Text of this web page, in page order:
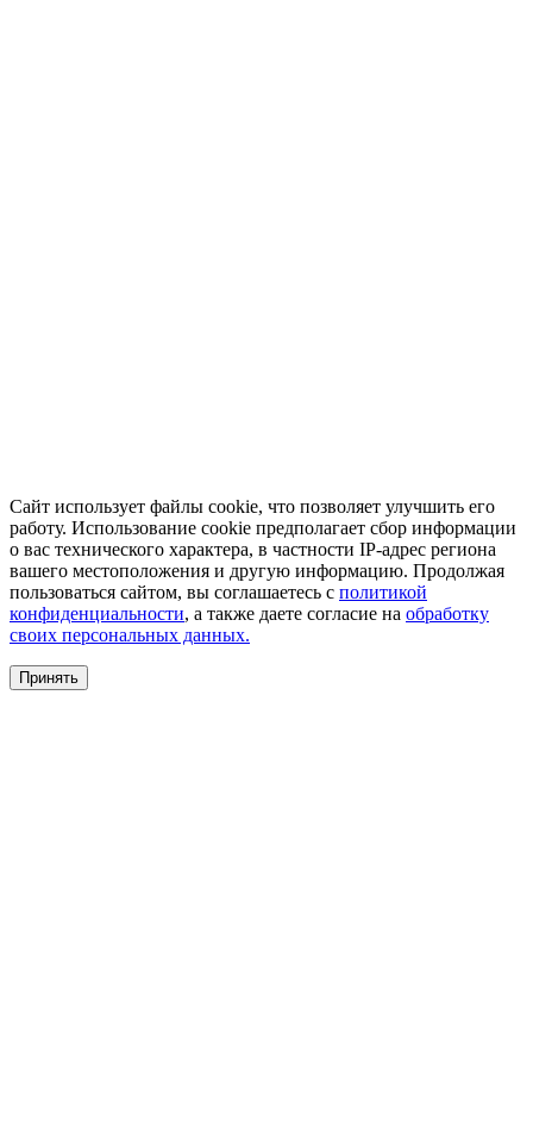
Сайт использует файлы cookie, что позволяет улучшить его
работу. Использование cookie предполагает сбор информации
о вас технического характера, в частности IP-адрес региона
вашего местоположения и другую информацию. Продолжая
пользоваться сайтом, вы соглашаетесь с политикой
конфиденциальности, а также даете согласие на обработку
своих персональных данных.
Принять